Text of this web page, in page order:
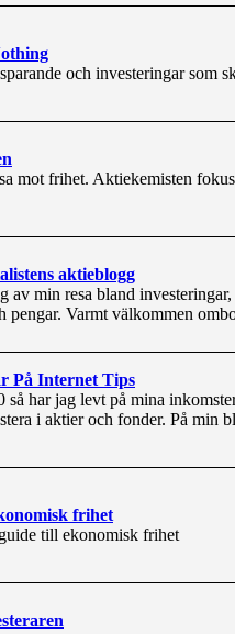
och investeringar som
mot frihet. Aktiekemisten
aktieblogg
av min resa bland
pengar. Varmt välkommen
På Internet Tips
så har jag levt på mina
i aktier och fonder. På min
frihet
till ekonomisk frihet